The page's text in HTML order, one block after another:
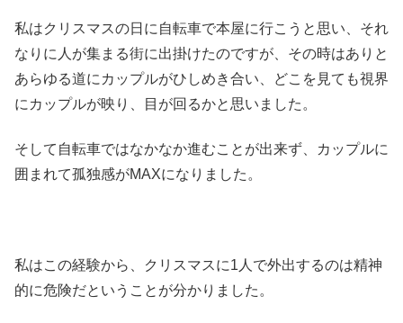
私はクリスマスの日に自転車で本屋に行こうと思い、それ
なりに人が集まる街に出掛けたのですが、その時はありと
あらゆる道にカップルがひしめき合い、どこを見ても視界
にカップルが映り、目が回るかと思いました。
そして自転車ではなかなか進むことが出来ず、カップルに
囲まれて孤独感がMAXになりました。
私はこの経験から、クリスマスに1人で外出するのは精神
的に危険だということが分かりました。